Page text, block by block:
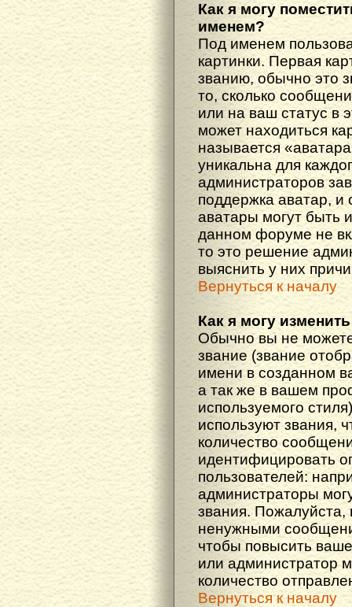
Как я могу
именем?
Под именем
картинки. Первая
званию, обычно это
то, сколько
или на ваш статус в
может находиться
называется
уникальна для
администраторов
поддержка аватар, и
аватары могут быть
данном форуме не
то это решение
выяснить у них
Вернуться к началу
Как я могу
Обычно вы не
звание (звание
имени в созданном
а так же в вашем
используемого
используют звания,
количество
идентифицировать
пользователей:
администраторы
звания.
ненужными
чтобы повысить
или администратор
количество
Вернуться к началу